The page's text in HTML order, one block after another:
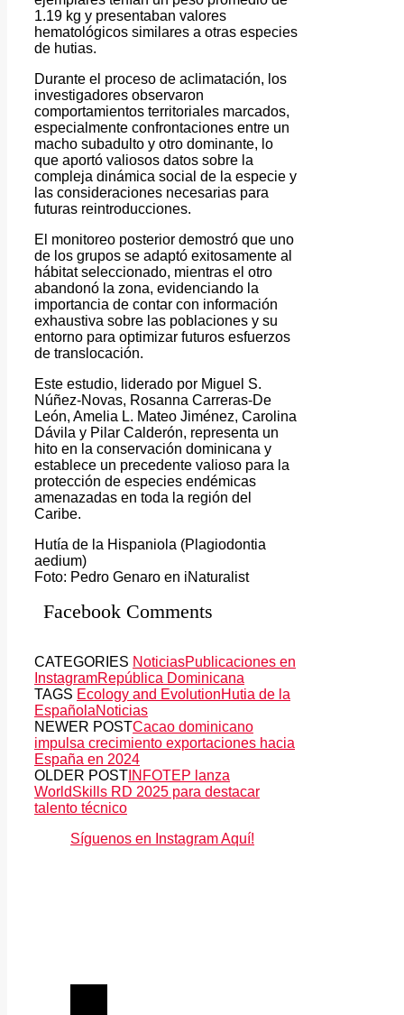
1.19 kg y presentaban valores
hematológicos similares a otras especies
de hutias.
Durante el proceso de aclimatación, los
investigadores observaron
comportamientos territoriales marcados,
especialmente confrontaciones entre un
macho subadulto y otro dominante, lo
que aportó valiosos datos sobre la
compleja dinámica social de la especie y
las consideraciones necesarias para
futuras reintroducciones.
El monitoreo posterior demostró que uno
de los grupos se adaptó exitosamente al
hábitat seleccionado, mientras el otro
abandonó la zona, evidenciando la
importancia de contar con información
exhaustiva sobre las poblaciones y su
entorno para optimizar futuros esfuerzos
de translocación.
Este estudio, liderado por Miguel S.
Núñez-Novas, Rosanna Carreras-De
León, Amelia L. Mateo Jiménez, Carolina
Dávila y Pilar Calderón, representa un
hito en la conservación dominicana y
establece un precedente valioso para la
protección de especies endémicas
amenazadas en toda la región del
Caribe.
Hutía de la Hispaniola (Plagiodontia
aedium)
Foto: Pedro Genaro en iNaturalist
Facebook Comments
CATEGORIES NoticiasPublicaciones en
InstagramRepública Dominicana
TAGS Ecology and EvolutionHutia de la
EspañolaNoticias
NEWER POSTCacao dominicano
impulsa crecimiento exportaciones hacia
España en 2024
OLDER POST INFOTEP lanza
WorldSkills RD 2025 para destacar
talento técnico
Síguenos en Instagram Aquí!